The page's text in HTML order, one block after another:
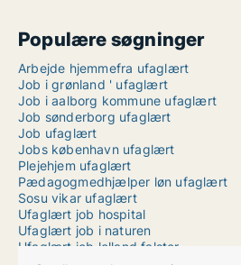
Populære søgninger
Arbejde hjemmefra ufaglært
Job i grønland ' ufaglært
Job i aalborg kommune ufaglært
Job sønderborg ufaglært
Job ufaglært
Jobs københavn ufaglært
Plejehjem ufaglært
Pædagogmedhjælper løn ufaglært
Sosu vikar ufaglært
Ufaglært job hospital
Ufaglært job i naturen
Ufaglært job lolland falster